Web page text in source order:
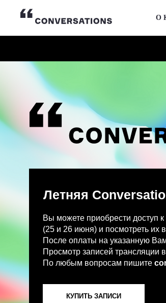
О
Вы можете приобрести доступ к
После оплаты на указанную Вами
Просмотр записей трансляции
По любым вопросам пишите
КУПИТЬ ЗАПИСИ